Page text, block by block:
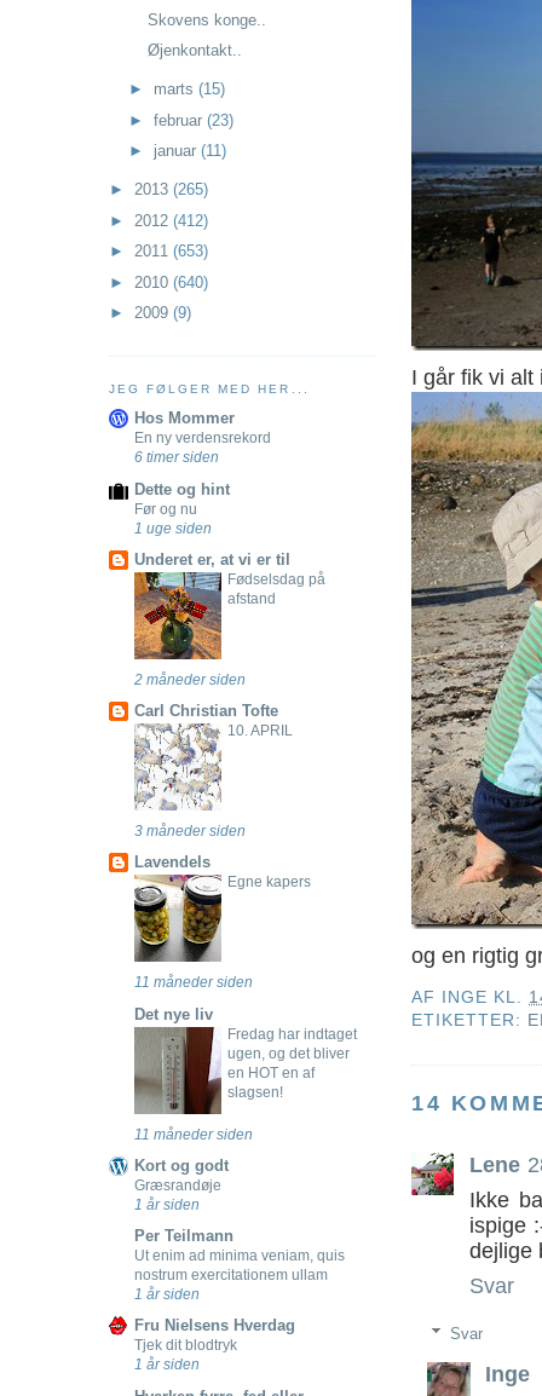
I går fik vi
og en rigtig
AF INGE KL.
ETIKETTER:
14
Lene
Ikke
ispige
dejlige
Svar
Svar
Inge
Skovens konge..
Øjenkontakt..
► marts (15)
► februar (23)
► januar (11)
► 2013 (265)
► 2012 (412)
► 2011 (653)
► 2010 (640)
► 2009 (9)
JEG FØLGER MED HER...
Hos Mommer
En ny verdensrekord
6 timer siden
Dette og hint
Før og nu
1 uge siden
Underet er, at vi er til
Fødselsdag på
afstand
2 måneder siden
Carl Christian Tofte
10. APRIL
3 måneder siden
Lavendels
Egne kapers
11 måneder siden
Det nye liv
Fredag har indtaget
ugen, og det bliver
en HOT en af
slagsen!
11 måneder siden
Kort og godt
Græsrandøje
1 år siden
Per Teilmann
Ut enim ad minima veniam, quis
nostrum exercitationem ullam
1 år siden
Fru Nielsens Hverdag
Tjek dit blodtryk
1 år siden